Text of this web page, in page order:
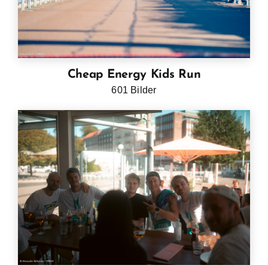
Cheap Energy Kids Run
601 Bilder